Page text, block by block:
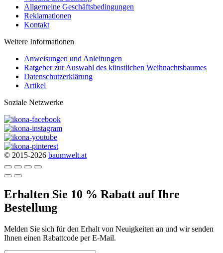
Allgemeine Geschäftsbedingungen
Reklamationen
Kontakt
Weitere Informationen
Anweisungen und Anleitungen
Ratgeber zur Auswahl des künstlichen Weihnachtsbaumes
Datenschutzerklärung
Artikel
Soziale Netzwerke
© 2015-2026 baumwelt.at
Erhalten Sie 10 % Rabatt auf Ihre
Bestellung
Melden Sie sich für den Erhalt von Neuigkeiten an und wir senden
Ihnen einen Rabattcode per E-Mail.